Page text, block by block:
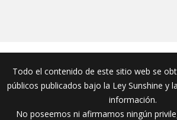
Todo el contenido de este sitio web se
públicos publicados bajo la Ley Sunshine y
información.
No poseemos ni afirmamos ningún